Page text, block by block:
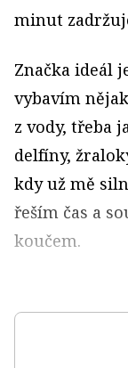
minut
Značka ideál
vybavím
z vody, třeba
delfíny,
kdy už mě
řeším čas a
koučem.